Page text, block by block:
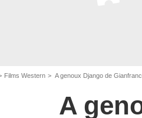
Films Western A genoux Django de
A